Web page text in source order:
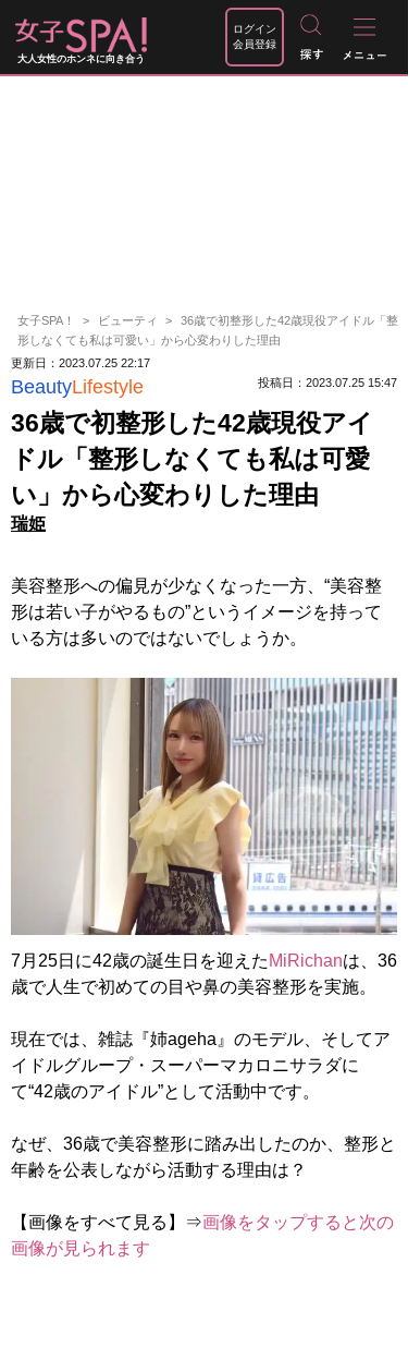
大人女性のホンネに向き合う
ログイン
会員登録
女子SPA！ ビューティ
36歳で初整形した42歳現役アイドル「整
形しなくても私は可愛い」から心変わりした理由
更新日：2023.07.25 22:17
BeautyLifestyle 投稿日：2023.07.25 15:47
36歳で初整形した42歳現役アイ
ドル「整形しなくても私は可愛
い」から心変わりした理由
瑞姫
美容整形への偏見が少なくなった一方、“美容整
形は若い子がやるもの”というイメージを持って
いる方は多いのではないでしょうか。
7月25日に42歳の誕生日を迎えた MiRichanは、36
歳で人生で初めての目や鼻の美容整形を実施。
現在では、雑誌『姉ageha』のモデル、そしてア
イドルグループ・スーパーマカロニサラダに
て“42歳のアイドル”として活動中です。
なぜ、36歳で美容整形に踏み出したのか、整形と
年齢を公表しながら活動する理由は？
【画像をすべて見る】⇒画像をタップすると次の
画像が見られます